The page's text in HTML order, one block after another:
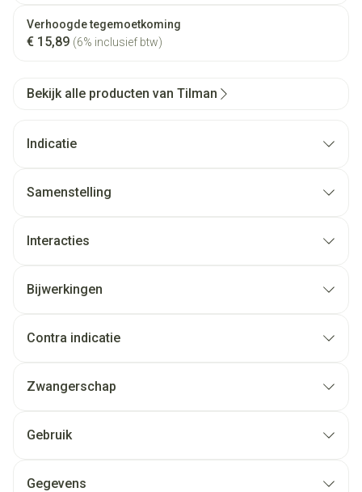
Verhoogde tegemoetkoming
€ 15,89 (6% inclusief btw)
Bekijk alle producten van Tilman
Indicatie
Samenstelling
Interacties
Bijwerkingen
Contra indicatie
Zwangerschap
Gebruik
Gegevens